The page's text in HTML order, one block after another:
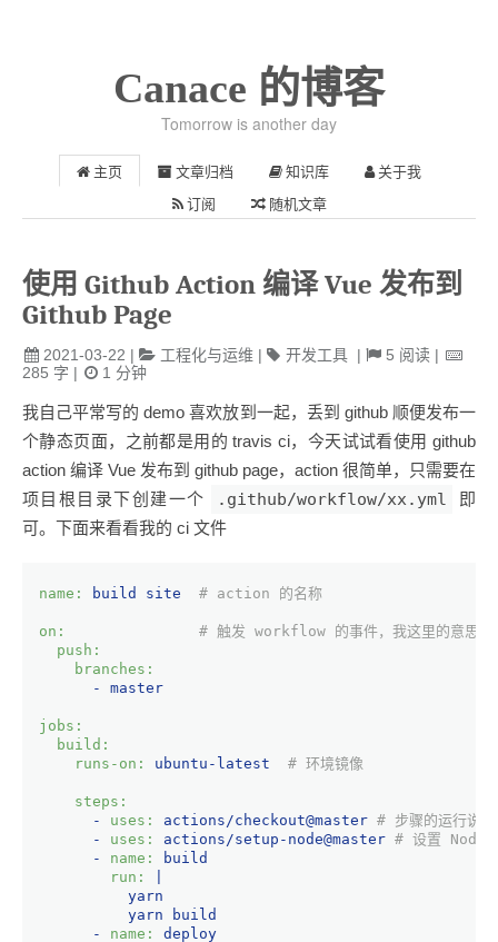
Canace 的博客
Tomorrow is another day
主页 文章归档 知识库 关于我
订阅 随机文章
使用 Github Action 编译 Vue 发布到
Github Page
2021-03-22 | 工程化与运维 | 开发工具 | 5 阅读 |
285 字 | 1 分钟
我自己平常写的 demo 喜欢放到一起，丢到 github 顺便发布一
个静态页面，之前都是用的 travis ci，今天试试看使用 github
action 编译 Vue 发布到 github page，action 很简单，只需要在
项目根目录下创建一个
.github/workflow/xx.yml
即
可。下面来看看我的 ci 文件
name: build site # action 的名称
on:
# 触发 workflow 的事件，我这里的意思
push:
branches:
-
master
jobs:
build:
runs-on:
ubuntu-latest # 环境镜像
steps:
-
uses: actions/checkout@master # 步骤的运行说明
-
uses: actions/setup-node@master # 设置
-
name:
build
run:
          yarn
          yarn build
-
name:
deploy